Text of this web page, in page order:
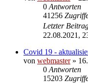
0 Antworten
41256
Letzter
22.08.2021,
Covid 19 -
von webmaster»
0 Antworten
15203